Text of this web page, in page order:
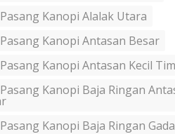
Pasang Kanopi Alalak Utara
Pasang Kanopi Antasan Besar
Pasang Kanopi Antasan Kecil
Pasang Kanopi Baja Ringan
Pasang Kanopi Baja Ringan